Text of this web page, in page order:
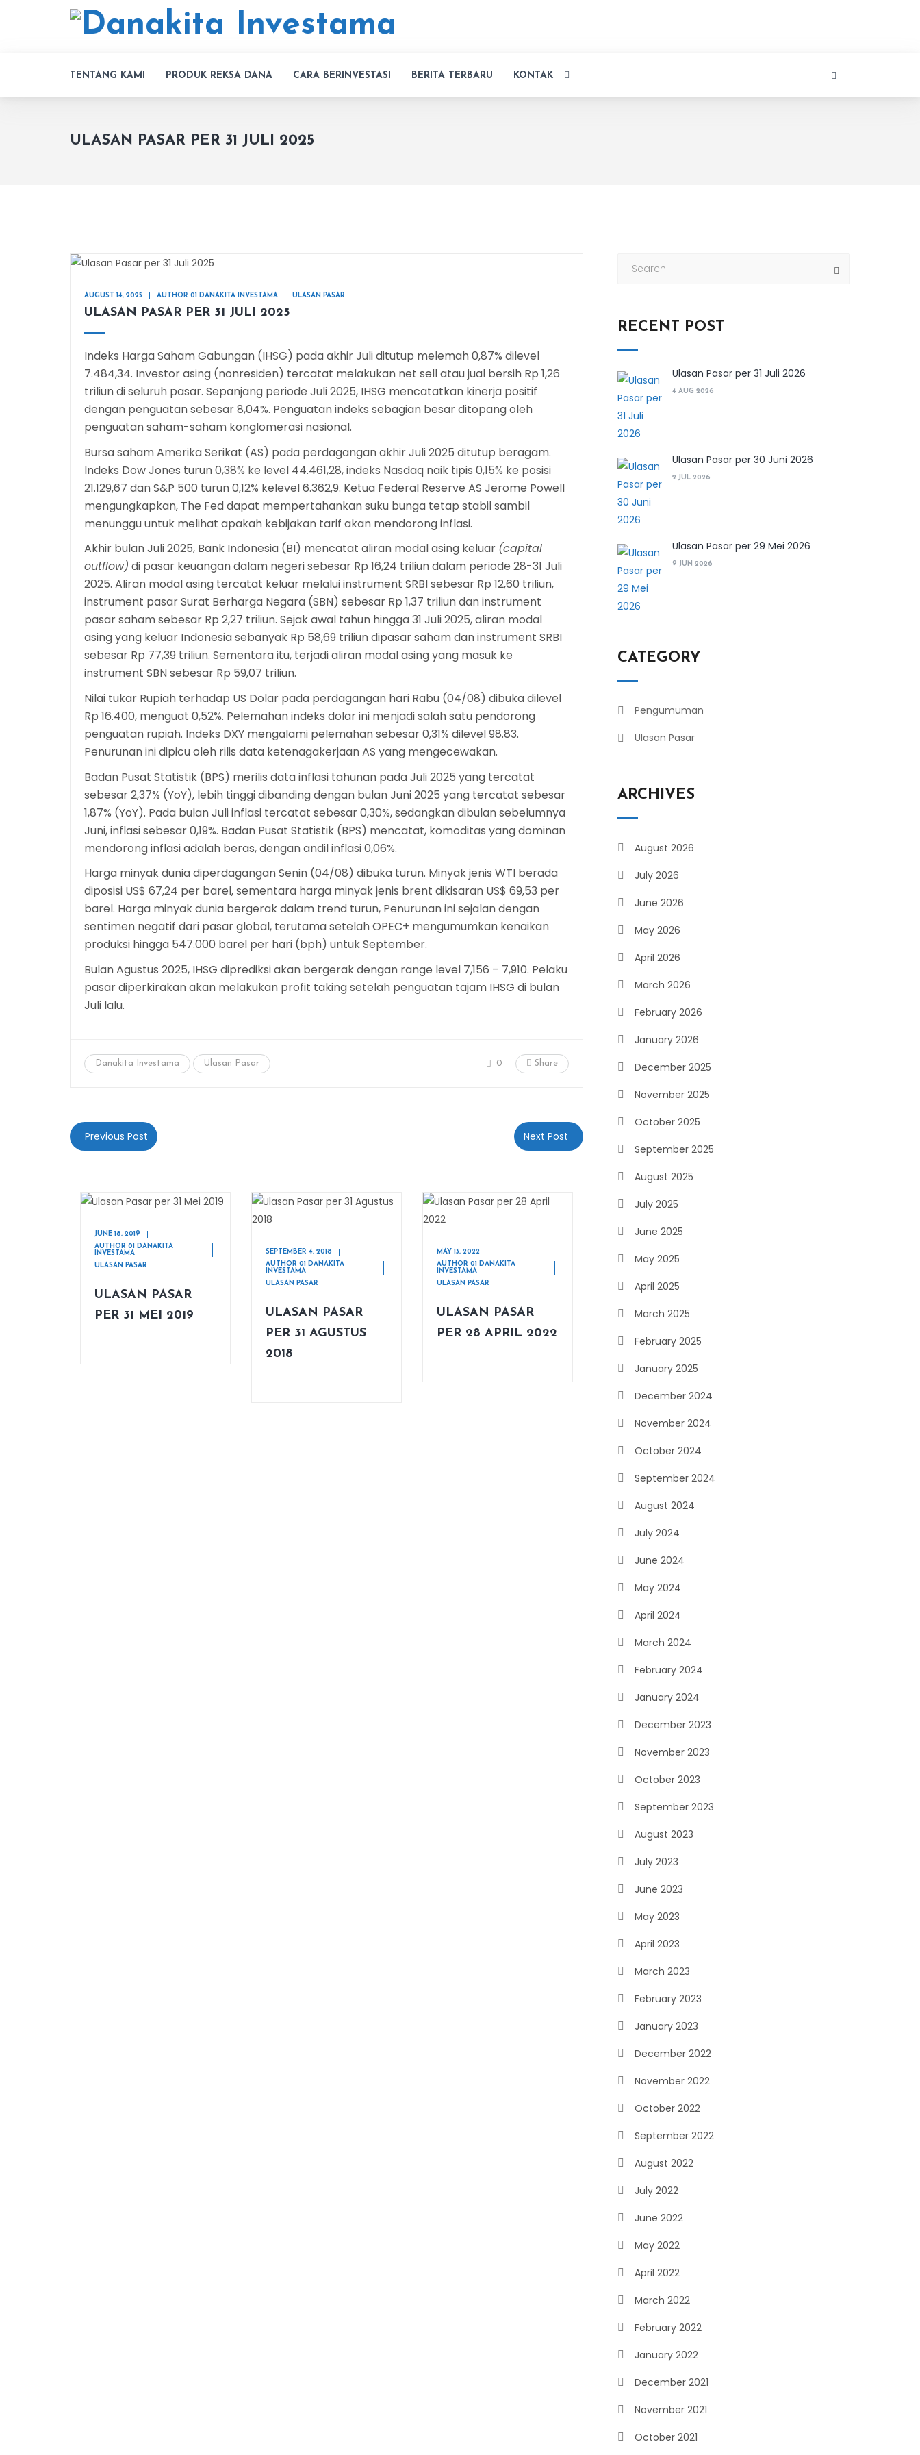
TENTANG KAMI PRODUK REKSA DANA CARA BERINVESTASI BERITA TERBARU KONTAK
ULASAN PASAR PER 31 JULI 2025
AUGUST 14, 2025 AUTHOR 01 DANAKITA INVESTAMA ULASAN PASAR
ULASAN PASAR PER 31 JULI 2025
Indeks Harga Saham Gabungan (IHSG) pada akhir Juli ditutup melemah 0,87% dilevel
7.484,34. Investor asing (nonresiden) tercatat melakukan net sell atau jual bersih Rp 1,26
triliun di seluruh pasar. Sepanjang periode Juli 2025, IHSG mencatatkan kinerja positif
dengan penguatan sebesar 8,04%. Penguatan indeks sebagian besar ditopang oleh
penguatan saham-saham konglomerasi nasional.
Bursa saham Amerika Serikat (AS) pada perdagangan akhir Juli 2025 ditutup beragam.
Indeks Dow Jones turun 0,38% ke level 44.461,28, indeks Nasdaq naik tipis 0,15% ke posisi
21.129,67 dan S&P 500 turun 0,12% kelevel 6.362,9. Ketua Federal Reserve AS Jerome Powell
mengungkapkan, The Fed dapat mempertahankan suku bunga tetap stabil sambil
menunggu untuk melihat apakah kebijakan tarif akan mendorong inflasi.
Akhir bulan Juli 2025, Bank Indonesia (BI) mencatat aliran modal asing keluar (capital
outflow) di pasar keuangan dalam negeri sebesar Rp 16,24 triliun dalam periode 28-31 Juli
2025. Aliran modal asing tercatat keluar melalui instrument SRBI sebesar Rp 12,60 triliun,
instrument pasar Surat Berharga Negara (SBN) sebesar Rp 1,37 triliun dan instrument
pasar saham sebesar Rp 2,27 triliun. Sejak awal tahun hingga 31 Juli 2025, aliran modal
asing yang keluar Indonesia sebanyak Rp 58,69 triliun dipasar saham dan instrument SRBI
sebesar Rp 77,39 triliun. Sementara itu, terjadi aliran modal asing yang masuk ke
instrument SBN sebesar Rp 59,07 triliun.
Nilai tukar Rupiah terhadap US Dolar pada perdagangan hari Rabu (04/08) dibuka dilevel
Rp 16.400, menguat 0,52%. Pelemahan indeks dolar ini menjadi salah satu pendorong
penguatan rupiah. Indeks DXY mengalami pelemahan sebesar 0,31% dilevel 98.83.
Penurunan ini dipicu oleh rilis data ketenagakerjaan AS yang mengecewakan.
Badan Pusat Statistik (BPS) merilis data inflasi tahunan pada Juli 2025 yang tercatat
sebesar 2,37% (YoY), lebih tinggi dibanding dengan bulan Juni 2025 yang tercatat sebesar
1,87% (YoY). Pada bulan Juli inflasi tercatat sebesar 0,30%, sedangkan dibulan sebelumnya
Juni, inflasi sebesar 0,19%. Badan Pusat Statistik (BPS) mencatat, komoditas yang dominan
mendorong inflasi adalah beras, dengan andil inflasi 0,06%.
Harga minyak dunia diperdagangan Senin (04/08) dibuka turun. Minyak jenis WTI berada
diposisi US$ 67,24 per barel, sementara harga minyak jenis brent dikisaran US$ 69,53 per
barel. Harga minyak dunia bergerak dalam trend turun, Penurunan ini sejalan dengan
sentimen negatif dari pasar global, terutama setelah OPEC+ mengumumkan kenaikan
produksi hingga 547.000 barel per hari (bph) untuk September.
Bulan Agustus 2025, IHSG diprediksi akan bergerak dengan range level 7,156 – 7,910. Pelaku
pasar diperkirakan akan melakukan profit taking setelah penguatan tajam IHSG di bulan
Juli lalu.
0 Share
Danakita Investama Ulasan Pasar
Previous Post Next Post
JUNE 18, 2019
AUTHOR 01 DANAKITA
INVESTAMA
ULASAN PASAR
ULASAN PASAR
PER 31 MEI 2019
SEPTEMBER 4, 2018
AUTHOR 01 DANAKITA
INVESTAMA
ULASAN PASAR
ULASAN PASAR
PER 31 AGUSTUS
2018
MAY 13, 2022
AUTHOR 01 DANAKITA
INVESTAMA
ULASAN PASAR
ULASAN PASAR
PER 28 APRIL 2022
RECENT POST
Ulasan Pasar per 31 Juli 2026
4 AUG 2026
Ulasan Pasar per 30 Juni 2026
2 JUL 2026
Ulasan Pasar per 29 Mei 2026
9 JUN 2026
CATEGORY
Pengumuman
Ulasan Pasar
ARCHIVES
August 2026
July 2026
June 2026
May 2026
April 2026
March 2026
February 2026
January 2026
December 2025
November 2025
October 2025
September 2025
August 2025
July 2025
June 2025
May 2025
April 2025
March 2025
February 2025
January 2025
December 2024
November 2024
October 2024
September 2024
August 2024
July 2024
June 2024
May 2024
April 2024
March 2024
February 2024
January 2024
December 2023
November 2023
October 2023
September 2023
August 2023
July 2023
June 2023
May 2023
April 2023
March 2023
February 2023
January 2023
December 2022
November 2022
October 2022
September 2022
August 2022
July 2022
June 2022
May 2022
April 2022
March 2022
February 2022
January 2022
December 2021
November 2021
October 2021